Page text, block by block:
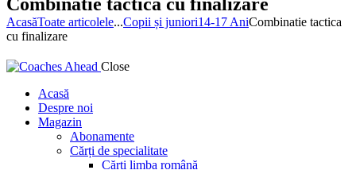
AcasăToate articolele...Copii și juniori14-17 AniCombinatie tactica
cu finalizare
Close
Acasă
Despre noi
Magazin
Abonamente
Cărți de specialitate
Cărți limba română